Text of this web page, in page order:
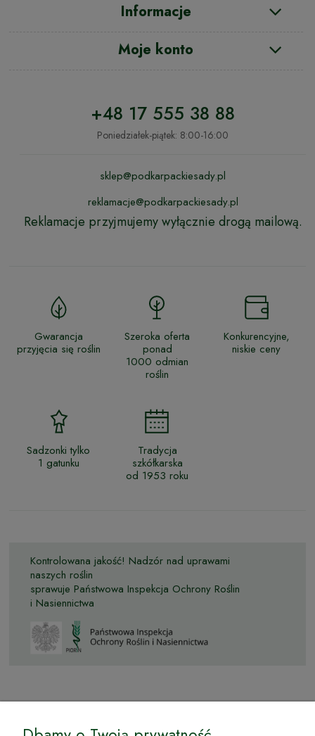
Informacje
Moje konto
+48 17 555 38 88
Poniedziałek-piątek: 8:00-16:00
sklep@podkarpackiesady.pl
reklamacje@podkarpackiesady.pl
Reklamacje przyjmujemy wyłącznie drogą mailową.
Gwarancja
przyjęcia się roślin
Szeroka oferta
ponad
1000 odmian
roślin
Konkurencyjne,
niskie ceny
Sadzonki tylko
1 gatunku
Tradycja
szkółkarska
od 1953 roku
Kontrolowana jakość! Nadzór nad uprawami
naszych roślin
sprawuje Państwowa Inspekcja Ochrony Roślin
i Nasiennictwa